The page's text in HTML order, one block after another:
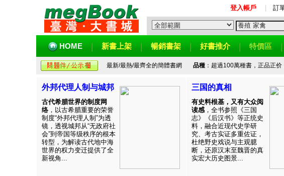
登入帳戶 訂
HOME 新書上架 暢銷書架 好書推介 特價區
最新/最熱/最齊全的簡體書網 品種：超過100萬種書，正品正价
外邦代理人制与城邦
古代希腊世界的制度网
络 ，以古希腊重要的荣誉
制度“外邦代理人制”为透
镜，透视城邦从“无政府社
会”到帝国等级秩序的根本
转型，为解读古代地中海
世界的权力变迁提供了全
新视角...
三国的真相
有史料根基，又有大众阅
读感 ，全书参照《三国
志》《后汉书》等正统史
料，融合近现代史学研
究、考古实证多重佐证，
杜绝野史戏说与主观臆
断，还原汉末至魏晋的真
实宏大历史图景...